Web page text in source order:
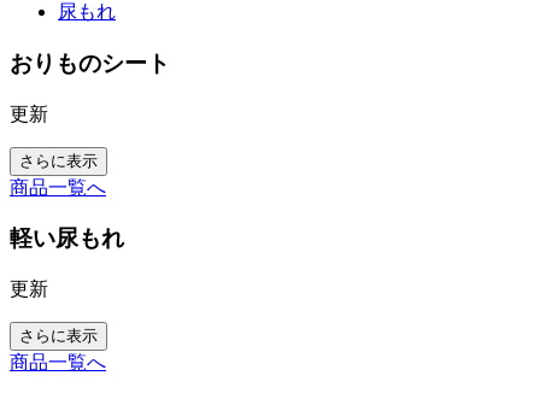
尿もれ
おりものシート
更新
さらに表示
商品一覧へ
軽い尿もれ
更新
さらに表示
商品一覧へ